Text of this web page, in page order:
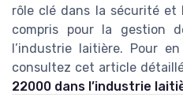
rôle clé dans la sécurité
compris pour la gestion
l’industrie laitière. Pour
consultez cet article
22000 dans l’industrie